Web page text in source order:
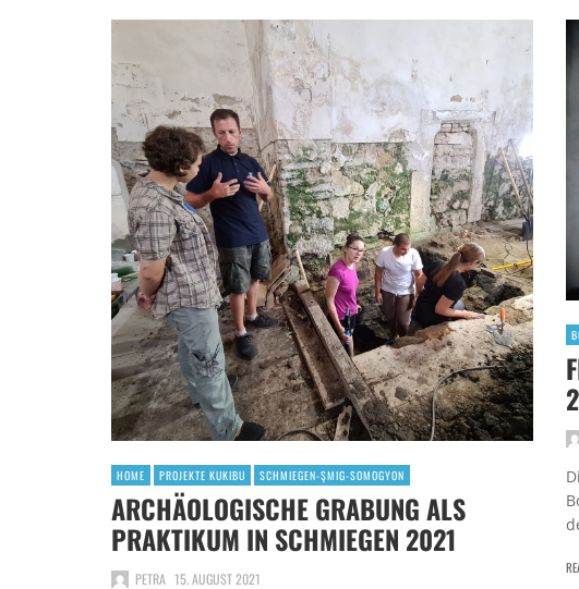
HOME PROJEKTE KUKIBU SCHMIEGEN-ŞMIG-SOMOGYON
ARCHÄOLOGISCHE GRABUNG ALS
PRAKTIKUM IN SCHMIEGEN 2021
PETRA 15. AUGUST 2021